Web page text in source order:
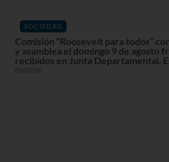
SOCIEDAD
Comisión “Roosevelt para todos”
y asamblea el domingo 9 de agosto
recibidos en Junta Departamental.
05/08/26